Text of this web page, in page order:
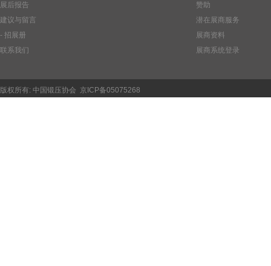
展后报告
建议与留言
- 招展册
联系我们
赞助
潜在展商服务
展商资料
展商系统登录
版权所有: 中国锻压协会 京ICP备05075268